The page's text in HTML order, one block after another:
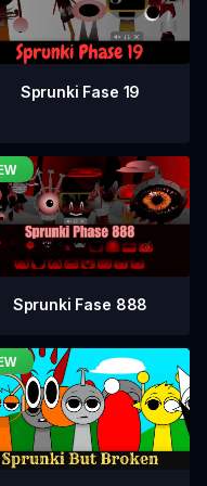
Sprunki Fase 19
Sprunki Fase 888